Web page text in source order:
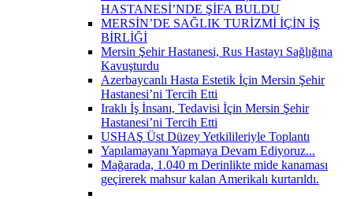
HASTANESİ’NDE ŞİFA BULDU
MERSİN’DE SAĞLIK TURİZMİ İÇİN İŞ
BİRLİĞİ
Mersin Şehir Hastanesi, Rus Hastayı Sağlığına
Kavuşturdu
Azerbaycanlı Hasta Estetik İçin Mersin Şehir
Hastanesi’ni Tercih Etti
Iraklı İş İnsanı, Tedavisi İçin Mersin Şehir
Hastanesi’ni Tercih Etti
USHAŞ Üst Düzey Yetkilileriyle Toplantı
Yapılamayanı Yapmaya Devam Ediyoruz...
Mağarada, 1.040 m Derinlikte mide kanaması
geçirerek mahsur kalan Amerikalı kurtarıldı.